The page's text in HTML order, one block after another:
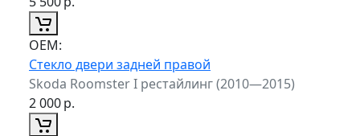
ОЕМ:
Стекло двери задней правой
Skoda Roomster I рестайлинг (2010—2015)
2 000р.